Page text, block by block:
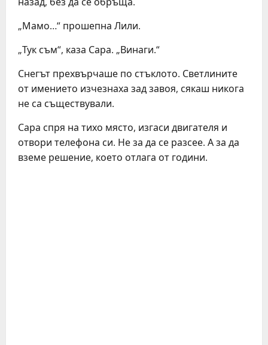
„Мамо…“ прошепна Лили.
„Тук съм“, каза Сара. „Винаги.“
Снегът прехвърчаше по стъклото. Светлините
от имението изчезнаха зад завоя, сякаш никога
не са съществували.
Сара спря на тихо място, изгаси двигателя и
отвори телефона си. Не за да се разсее. А за да
вземе решение, което отлага от години.